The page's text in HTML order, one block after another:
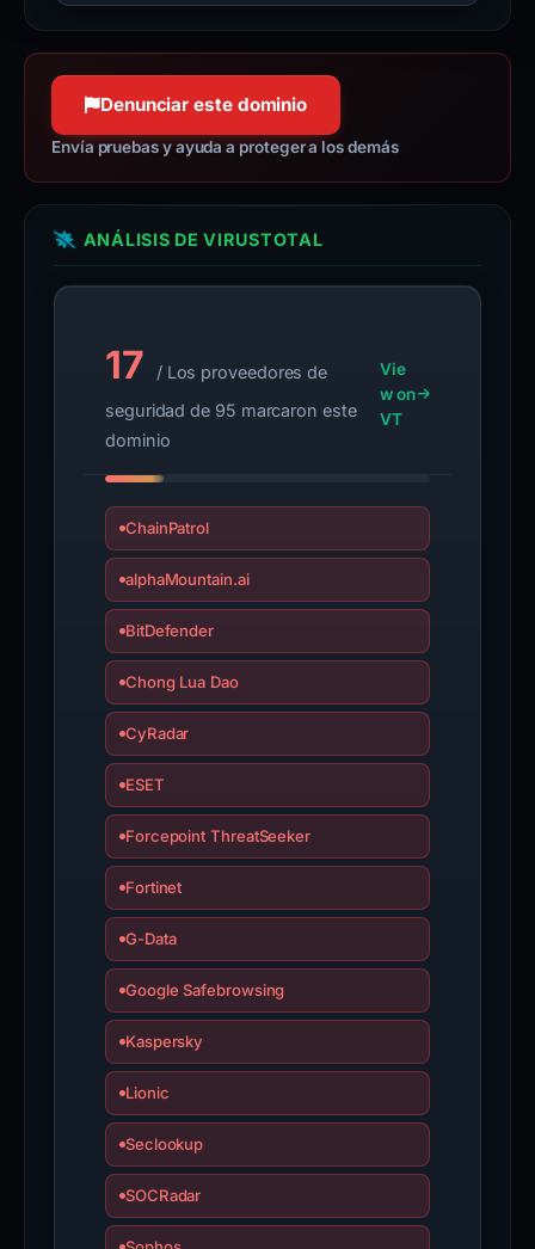
Denunciar este dominio
Envía pruebas y ayuda a proteger a los demás
ANÁLISIS DE VIRUSTOTAL
17
/ Los proveedores de
seguridad de 95 marcaron este
dominio
Vie
w on
VT
ChainPatrol
alphaMountain.ai
BitDefender
Chong Lua Dao
CyRadar
ESET
Forcepoint ThreatSeeker
Fortinet
G-Data
Google Safebrowsing
Kaspersky
Lionic
Seclookup
SOCRadar